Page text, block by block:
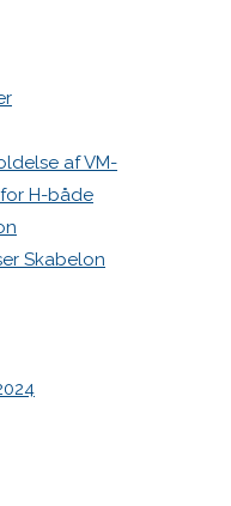
af VM-
H-både
Skabelon